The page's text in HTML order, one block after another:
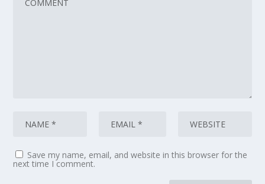
Save my name, email, and website in this browser for the
next time I comment.